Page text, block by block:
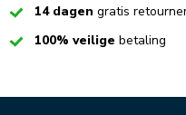
Checked14 dagen gratis
Checked100% veilige betaling